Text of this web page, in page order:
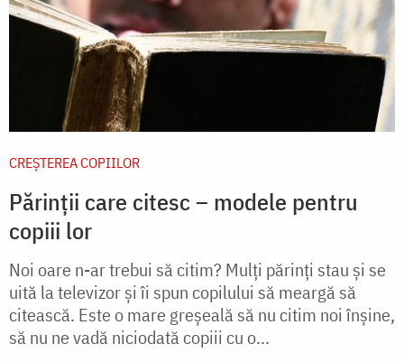
CREŞTEREA COPIILOR
Părinții care citesc – modele pentru
copiii lor
Noi oare n-ar trebui să citim? Mulţi părinţi stau şi se
uită la televizor şi îi spun copilului să meargă să
citească. Este o mare greşeală să nu citim noi înşine,
să nu ne vadă niciodată copiii cu o...